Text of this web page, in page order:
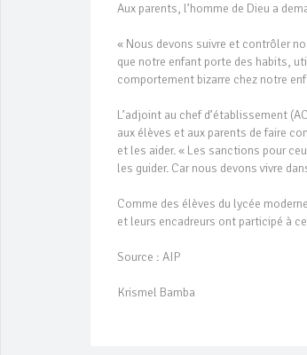
Aux parents, l’homme de Dieu a
« Nous devons suivre et contrôler
que notre enfant porte des habits,
comportement bizarre chez notre
L’adjoint au chef d’établissement
aux élèves et aux parents de faire
et les aider. « Les sanctions pour
les guider. Car nous devons vivre
Comme des élèves du lycée
et leurs encadreurs ont participé à
Source : AIP
Krismel Bamba